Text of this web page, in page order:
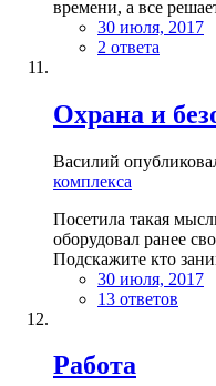
времени, а все
30 июля, 2017
2 ответа
Охрана и
Василий
комплекса
Посетила такая
оборудовал ранее
Подскажите кто
30 июля, 2017
13 ответов
Работа